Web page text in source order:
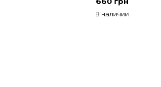
В наличии